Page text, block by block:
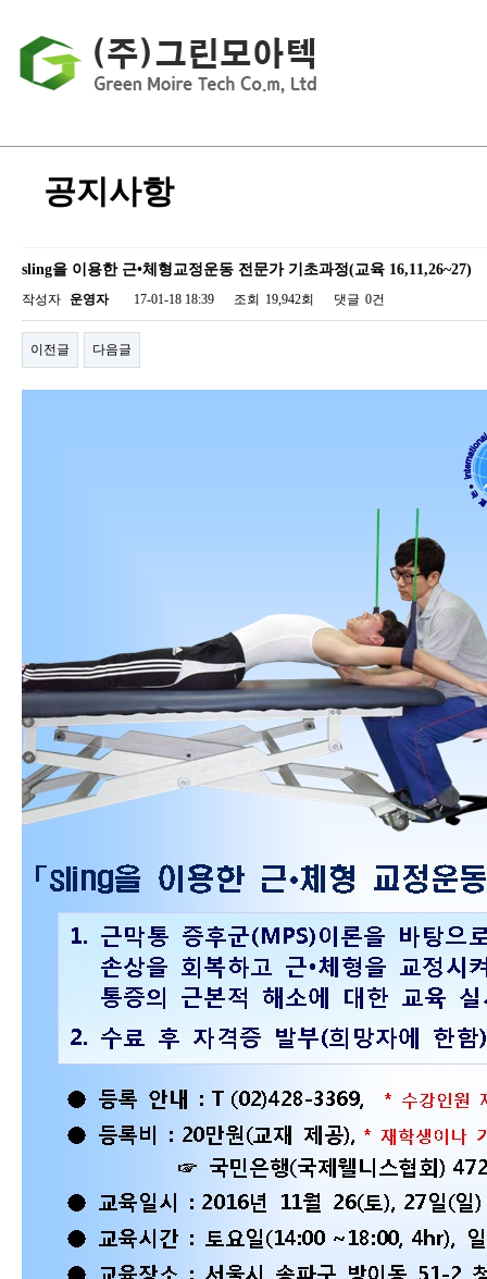
공지사항
sling을 이용한 근•체형교정운동 전문가 기초과정(교육 16,11,26~27)
작성자 운영자 17-01-18 18:39 조회 19,942회 댓글 0건
이전글 다음글